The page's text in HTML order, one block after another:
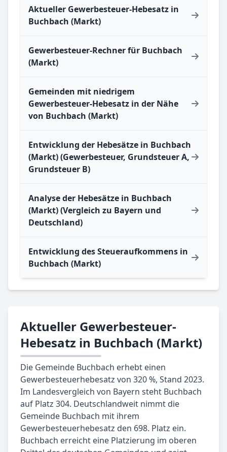
Aktueller Gewerbesteuer-Hebesatz in
Buchbach (Markt)
Gewerbesteuer-Rechner für Buchbach
(Markt)
Gemeinden mit niedrigem
Gewerbesteuer-Hebesatz in der Nähe
von Buchbach (Markt)
Entwicklung der Hebesätze in Buchbach
(Markt) (Gewerbesteuer, Grundsteuer A,
Grundsteuer B)
Analyse der Hebesätze in Buchbach
(Markt) (Vergleich zu Bayern und
Deutschland)
Entwicklung des Steueraufkommens in
Buchbach (Markt)
Aktueller Gewerbesteuer-
Hebesatz in Buchbach (Markt)
Die Gemeinde Buchbach erhebt einen
Gewerbesteuerhebesatz von 320 %, Stand 2023.
Im Landesvergleich von Bayern steht Buchbach
auf Platz 304. Deutschlandweit nimmt die
Gemeinde Buchbach mit ihrem
Gewerbesteuerhebesatz den 698. Platz ein.
Buchbach erreicht eine Platzierung im oberen